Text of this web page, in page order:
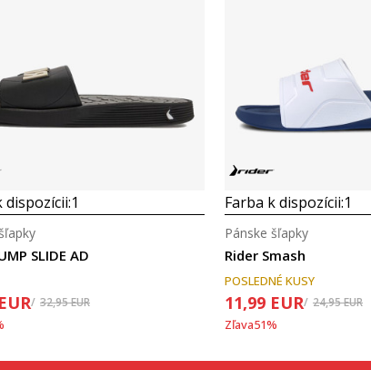
Porovnaj
dispozícii:1
SLIDE AD
EUR 32,95EUR
Porovnaj
Farba k dispozícii:1
Rider Smash
Pánske šľapky
POSLEDNÉ KUSY
11,99 EUR 24,95EUR
Zľava51%